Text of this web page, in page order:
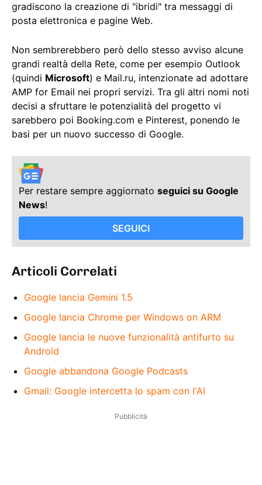
gradiscono la creazione di "ibridi" tra messaggi di
posta elettronica e pagine Web.
Non sembrerebbero però dello stesso avviso alcune
grandi realtà della Rete, come per esempio Outlook
(quindi Microsoft) e Mail.ru, intenzionate ad adottare
AMP for Email nei propri servizi. Tra gli altri nomi noti
decisi a sfruttare le potenzialità del progetto vi
sarebbero poi Booking.com e Pinterest, ponendo le
basi per un nuovo successo di Google.
Per restare sempre aggiornato seguici su Google
News!
SEGUICI
Articoli Correlati
Google lancia Gemini 1.5
Google lancia Chrome per Windows on ARM
Google lancia le nuove funzionalità antifurto su
Android
Google abbandona Google Podcasts
Gmail: Google intercetta lo spam con l'AI
Pubblicità